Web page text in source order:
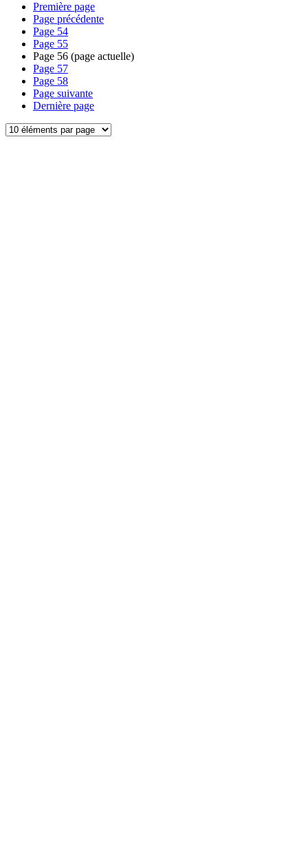
Première page
Page précédente
Page 54
Page 55
Page 56 (page actuelle)
Page 57
Page 58
Page suivante
Dernière page